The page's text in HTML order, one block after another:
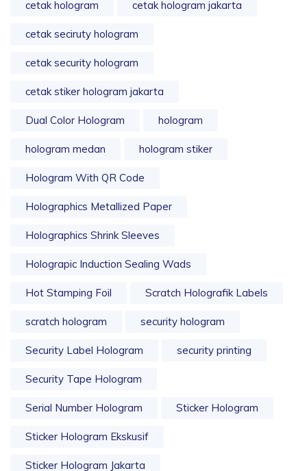
cetak hologram cetak hologram jakarta
cetak seciruty hologram
cetak security hologram
cetak stiker hologram jakarta
Dual Color Hologram hologram
hologram medan hologram stiker
Hologram With QR Code
Holographics Metallized Paper
Holographics Shrink Sleeves
Holograpic Induction Sealing Wads
Hot Stamping Foil Scratch Holografik Labels
scratch hologram security hologram
Security Label Hologram security printing
Security Tape Hologram
Serial Number Hologram Sticker Hologram
Sticker Hologram Ekskusif
Sticker Hologram Jakarta